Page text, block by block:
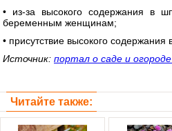
• из-за высокого содержания в
беременным женщинам;
• присутствие высокого
Источник: портал о саде и
Читайте также: